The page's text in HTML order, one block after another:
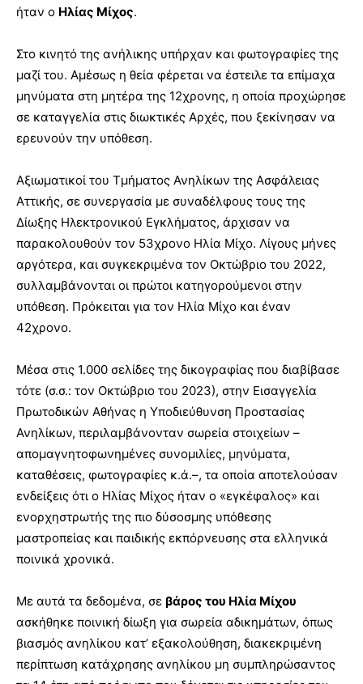
ήταν ο Ηλίας Μίχος.
Στο κινητό της ανήλικης υπήρχαν και φωτογραφίες της
μαζί του. Αμέσως η θεία φέρεται να έστειλε τα επίμαχα
μηνύματα στη μητέρα της 12χρονης, η οποία προχώρησε
σε καταγγελία στις διωκτικές Αρχές, που ξεκίνησαν να
ερευνούν την υπόθεση.
Αξιωματικοί του Τμήματος Ανηλίκων της Ασφάλειας
Αττικής, σε συνεργασία με συναδέλφους τους της
Δίωξης Ηλεκτρονικού Εγκλήματος, άρχισαν να
παρακολουθούν τον 53χρονο Ηλία Μίχο. Λίγους μήνες
αργότερα, και συγκεκριμένα τον Οκτώβριο του 2022,
συλλαμβάνονται οι πρώτοι κατηγορούμενοι στην
υπόθεση. Πρόκειται για τον Ηλία Μίχο και έναν
42χρονο.
Μέσα στις 1.000 σελίδες της δικογραφίας που διαβίβασε
τότε (σ.σ.: τον Οκτώβριο του 2023), στην Εισαγγελία
Πρωτοδικών Αθήνας η Υποδιεύθυνση Προστασίας
Ανηλίκων, περιλαμβάνονταν σωρεία στοιχείων –
απομαγνητοφωνημένες συνομιλίες, μηνύματα,
καταθέσεις, φωτογραφίες κ.ά.–, τα οποία αποτελούσαν
ενδείξεις ότι ο Ηλίας Μίχος ήταν ο «εγκέφαλος» και
ενορχηστρωτής της πιο δύσοσμης υπόθεσης
μαστροπείας και παιδικής εκπόρνευσης στα ελληνικά
ποινικά χρονικά.
Με αυτά τα δεδομένα, σε βάρος του Ηλία Μίχου
ασκήθηκε ποινική δίωξη για σωρεία αδικημάτων, όπως
βιασμός ανηλίκου κατ’ εξακολούθηση, διακεκριμένη
περίπτωση κατάχρησης ανηλίκου μη συμπληρώσαντος